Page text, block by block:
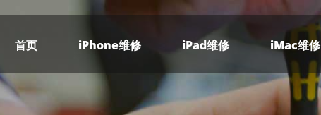
首页 iPhone维修 iPad维修 iMac维修